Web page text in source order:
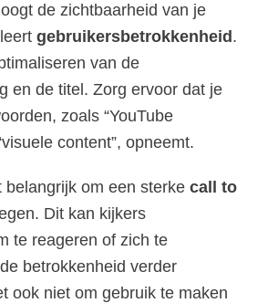
de zichtbaarheid van je
gebruikersbetrokkenheid .
van de
en de titel. Zorg ervoor dat je
zoals “YouTube
content”, opneemt.
belangrijk om een sterke call to
Dit kan kijkers
te reageren of zich te
betrokkenheid verder
ook niet om gebruik te maken